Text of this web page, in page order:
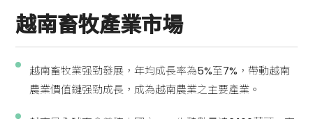
越南畜牧產業市場
越南畜牧業强勁發展，年均成長率為5%至7%，帶動越南
農業價值鏈强勁成長，成為越南農業之主要產業。